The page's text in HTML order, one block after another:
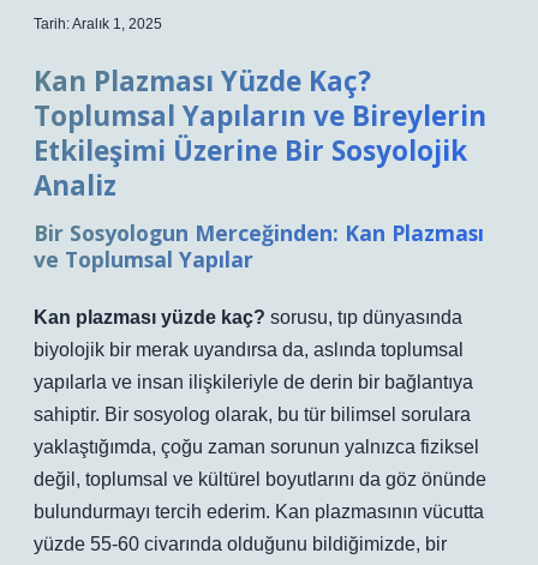
Tarih: Aralık 1, 2025
Kan Plazması Yüzde Kaç?
Toplumsal Yapıların ve Bireylerin
Etkileşimi Üzerine Bir Sosyolojik
Analiz
Bir Sosyologun Merceğinden: Kan Plazması
ve Toplumsal Yapılar
Kan plazması yüzde kaç? sorusu, tıp dünyasında
biyolojik bir merak uyandırsa da, aslında toplumsal
yapılarla ve insan ilişkileriyle de derin bir bağlantıya
sahiptir. Bir sosyolog olarak, bu tür bilimsel sorulara
yaklaştığımda, çoğu zaman sorunun yalnızca fiziksel
değil, toplumsal ve kültürel boyutlarını da göz önünde
bulundurmayı tercih ederim. Kan plazmasının vücutta
yüzde 55-60 civarında olduğunu bildiğimizde, bir